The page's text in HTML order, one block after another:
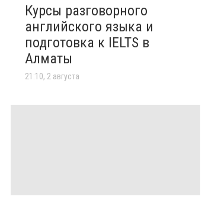
Курсы разговорного
английского языка и
подготовка к IELTS в
Алматы
21:10, 2 августа